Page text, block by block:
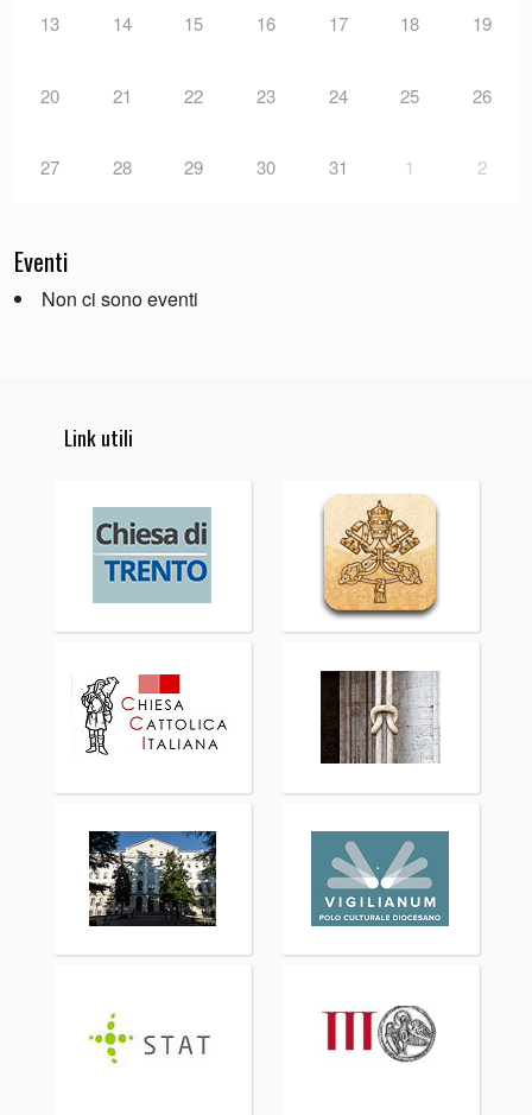
13 14 15 16 17 18 19
20 21 22 23 24 25 26
27 28 29 30 31 1 2
Eventi
Non ci sono eventi
Link utili